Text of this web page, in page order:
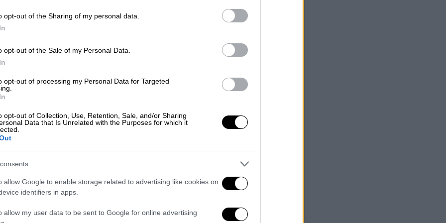
opt-out of the Sharing of my personal data.
opt-out of the Sale of my Personal Data.
opt-out of processing my Personal Data for Targeted
opt-out of Collection, Use, Retention, Sale, and/or Sharing
Data that Is Unrelated with the Purposes for which it
allow Google to enable storage related to advertising like cookies on
identifiers in apps.
allow my user data to be sent to Google for online advertising
27.11.2023 20:55
Στρατηγικού Διαλόγου με τις ΗΠΑ
σχέσεις» - Τι συζητήθηκε στη
συνάντηση Κασσελάκη - Τσούνη
με τον πρέσβη των ΗΠΑ στην Αθήνα
Πολιτική|27.11.2023 19:25
Συνάντηση Κασσελάκη με πρέσβη
των ΗΠΑ: Τι συζητήθηκε